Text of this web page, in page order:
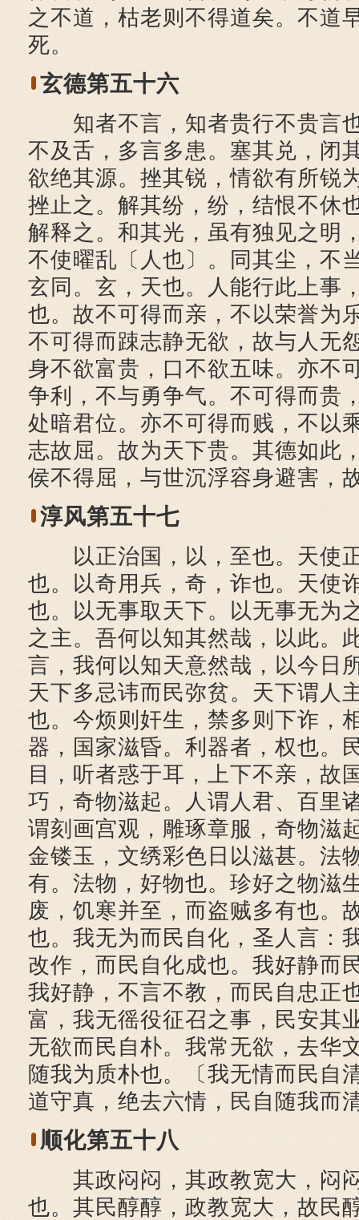
之不道，枯老则不得道矣。不道
死。
玄德第五十六
知者不言，知者贵行不贵言
不及舌，多言多患。塞其兑，闭
欲绝其源。挫其锐，情欲有所锐
挫止之。解其纷，纷，结恨不休
解释之。和其光，虽有独见之明
不使曜乱〔人也〕。同其尘，不
玄同。玄，天也。人能行此上事
也。故不可得而亲，不以荣誉为
不可得而踈志静无欲，故与人无
身不欲富贵，口不欲五味。亦不
争利，不与勇争气。不可得而贵
处暗君位。亦不可得而贱，不以
志故屈。故为天下贵。其德如此
侯不得屈，与世沉浮容身避害，
淳风第五十七
以正治国，以，至也。天使
也。以奇用兵，奇，诈也。天使
也。以无事取天下。以无事无为
之主。吾何以知其然哉，以此。
言，我何以知天意然哉，以今日
天下多忌讳而民弥贫。天下谓人
也。今烦则奸生，禁多则下诈，
器，国家滋昏。利器者，权也。
目，听者惑于耳，上下不亲，故
巧，奇物滋起。人谓人君、百里
谓刻画宫观，雕琢章服，奇物滋
金镂玉，文绣彩色日以滋甚。法
有。法物，好物也。珍好之物滋
废，饥寒并至，而盗贼多有也。
也。我无为而民自化，圣人言：
改作，而民自化成也。我好静而
我好静，不言不教，而民自忠正
富，我无徭役征召之事，民安其
无欲而民自朴。我常无欲，去华
随我为质朴也。〔我无情而民自
道守真，绝去六情，民自随我而
顺化第五十八
其政闷闷，其政教宽大，闷
也。其民醇醇，政教宽大，故民